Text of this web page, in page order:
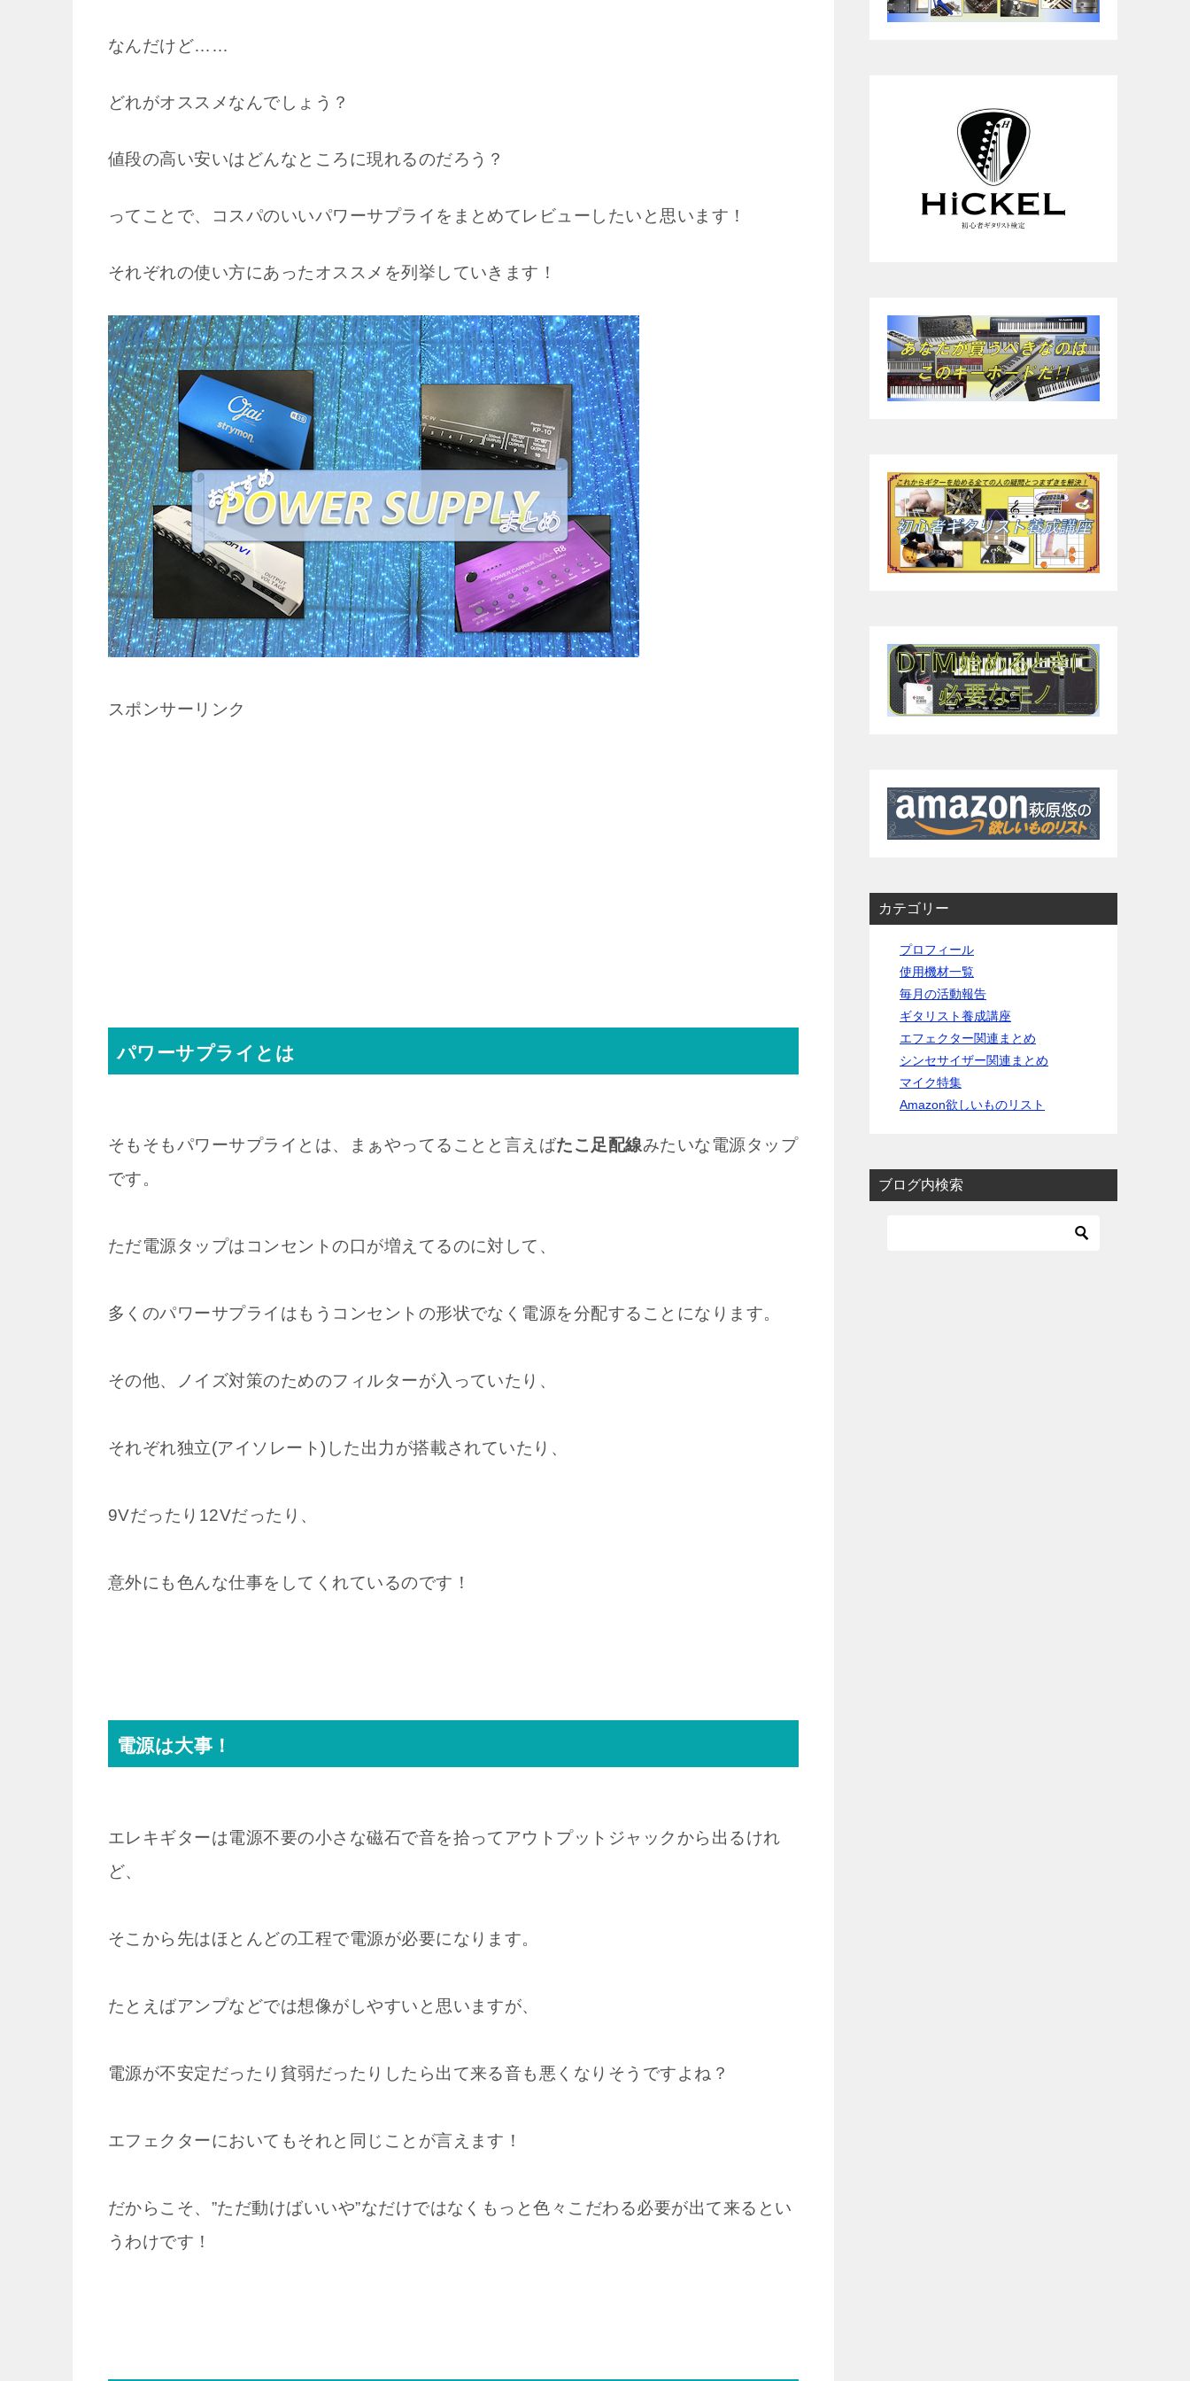
なんだけど……
どれがオススメなんでしょう？
値段の高い安いはどんなところに現れるのだろう？
ってことで、コスパのいいパワーサプライをまとめてレビューしたいと思います！
それぞれの使い方にあったオススメを列挙していきます！
スポンサーリンク
パワーサプライとは
そもそもパワーサプライとは、まぁやってることと言えばたこ足配線みたいな電源タップ
です。
ただ電源タップはコンセントの口が増えてるのに対して、
多くのパワーサプライはもうコンセントの形状でなく電源を分配することになります。
その他、ノイズ対策のためのフィルターが入っていたり、
それぞれ独立(アイソレート)した出力が搭載されていたり、
9Vだったり12Vだったり、
意外にも色んな仕事をしてくれているのです！
電源は大事！
エレキギターは電源不要の小さな磁石で音を拾ってアウトプットジャックから出るけれ
ど、
そこから先はほとんどの工程で電源が必要になります。
たとえばアンプなどでは想像がしやすいと思いますが、
電源が不安定だったり貧弱だったりしたら出て来る音も悪くなりそうですよね？
エフェクターにおいてもそれと同じことが言えます！
だからこそ、”ただ動けばいいや”なだけではなくもっと色々こだわる必要が出て来るとい
うわけです！
カテゴリー
プロフィール
使用機材一覧
毎月の活動報告
ギタリスト養成講座
エフェクター関連まとめ
シンセサイザー関連まとめ
マイク特集
Amazon欲しいものリスト
ブログ内検索